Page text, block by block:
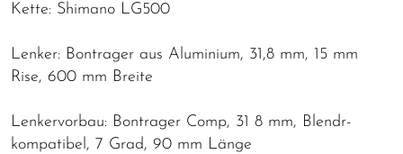
Kette: Shimano LG500
Lenker: Bontrager aus Aluminium, 31,8 mm, 15 mm
Rise, 600 mm Breite
Lenkervorbau: Bontrager Comp, 31 8 mm, Blendr-
kompatibel, 7 Grad, 90 mm Länge